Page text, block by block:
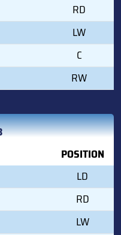
RD
LW
C
RW
POSITION
LD
RD
LW